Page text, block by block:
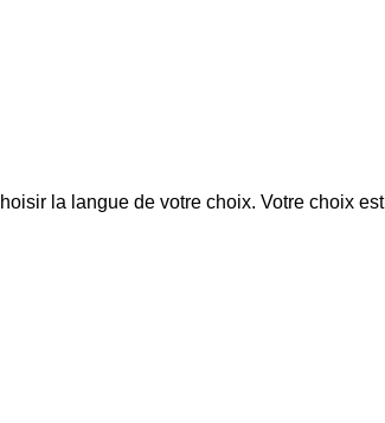
la langue de votre choix. Votre choix est